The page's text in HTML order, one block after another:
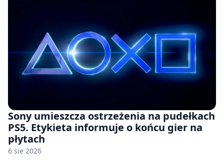
Sony umieszcza ostrzeżenia na pudełkach
PS5. Etykieta informuje o końcu gier na
płytach
6 sie 2026